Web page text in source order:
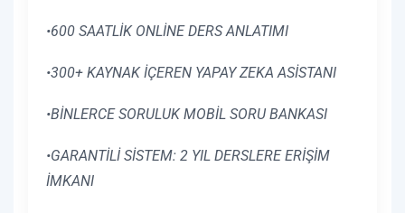
•600 SAATLİK ONLİNE DERS ANLATIMI
•300+ KAYNAK İÇEREN YAPAY ZEKA ASİSTANI
•BİNLERCE SORULUK MOBİL SORU BANKASI
•GARANTİLİ SİSTEM: 2 YIL DERSLERE ERİŞİM
İMKANI